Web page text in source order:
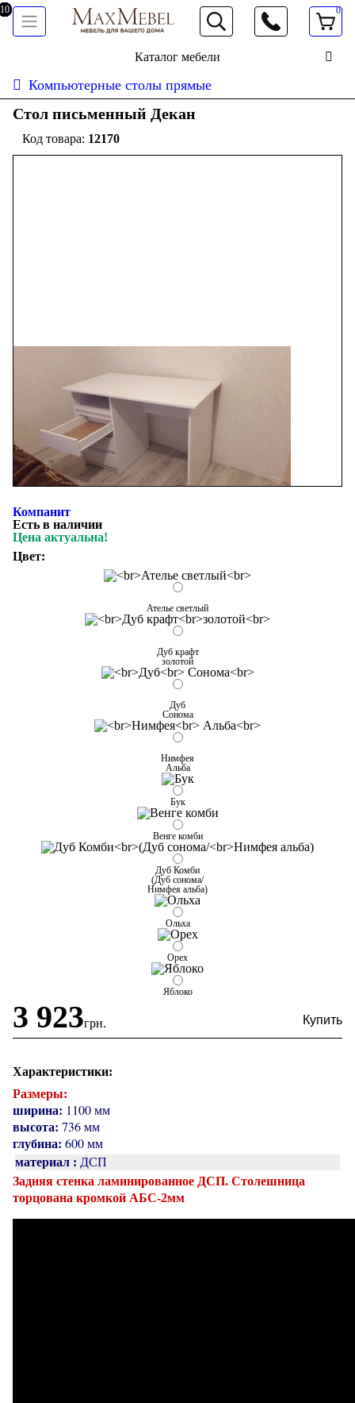
066 472 19 61
0
Каталог мебели
Компьютерные столы прямые
Стол письменный Декан
12170
Компанит
Есть в наличии
Цена актуальна!
Цвет:
Ателье светлый
Дуб крафт
золотой
Дуб
Сонома
Нимфея
Альба
Бук
Венге комби
Дуб Комби
(Дуб сонома/
Нимфея альба)
Ольха
Орех
Яблоко
3 923грн.
Характеристики:
Размеры:
ширина: 1100 мм
высота: 736 мм
глубина: 600 мм
материал : ДСП
Задняя стенка ламинированное ДСП. Столешница
торцована кромкой АБС-2мм